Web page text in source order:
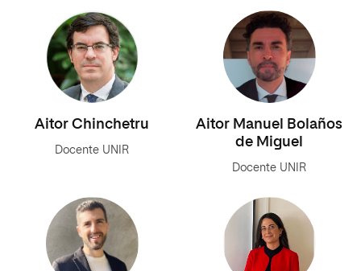
Aitor Chinchetru
Docente UNIR
Aitor Manuel Bolaños
de Miguel
Docente UNIR